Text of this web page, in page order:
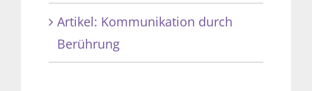
Artikel: Kommunikation durch
Berührung